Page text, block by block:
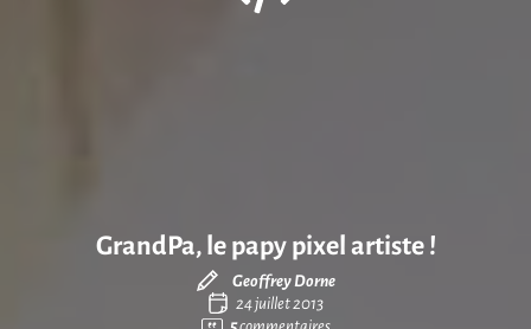
GrandPa, le papy pixel artiste !
Geoffrey Dorne
24 juillet 2013